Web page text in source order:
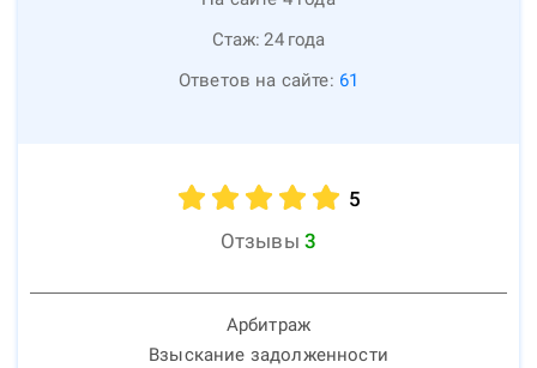
Стаж: 24 года
Ответов на сайте: 61
5
Отзывы 3
Арбитраж
Взыскание задолженности